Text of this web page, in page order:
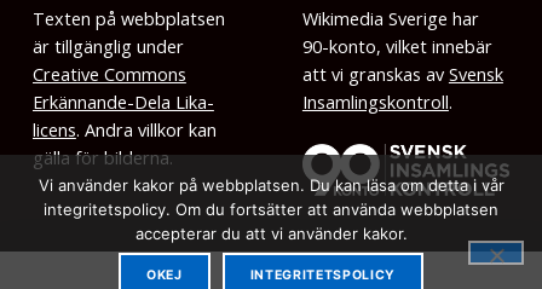
Texten på webbplatsen
är tillgänglig under
Creative Commons
Erkännande-Dela Lika-
licens. Andra villkor kan
gälla för bilderna.
Wikimedia Sverige har
90-konto, vilket innebär
att vi granskas av Svensk
Insamlingskontroll.
Vi använder kakor på webbplatsen. Du kan läsa om detta i vår
integritetspolicy. Om du fortsätter att använda webbplatsen
accepterar du att vi använder kakor.
OKEJ INTEGRITETSPOLICY